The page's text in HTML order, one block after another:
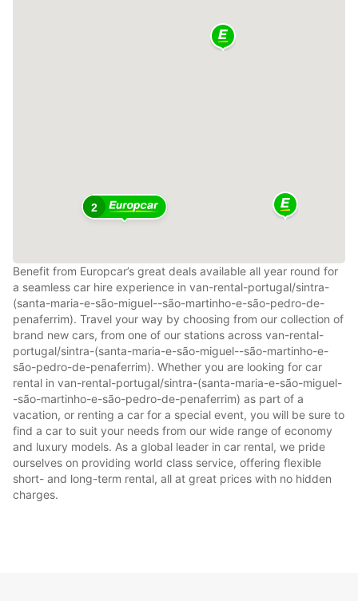
2
Benefit from Europcar’s great deals available all year round for
a seamless car hire experience in van-rental-portugal/sintra-
(santa-maria-e-são-miguel--são-martinho-e-são-pedro-de-
penaferrim). Travel your way by choosing from our collection of
brand new cars, from one of our stations across van-rental-
portugal/sintra-(santa-maria-e-são-miguel--são-martinho-e-
são-pedro-de-penaferrim). Whether you are looking for car
rental in van-rental-portugal/sintra-(santa-maria-e-são-miguel-
-são-martinho-e-são-pedro-de-penaferrim) as part of a
vacation, or renting a car for a special event, you will be sure to
find a car to suit your needs from our wide range of economy
and luxury models. As a global leader in car rental, we pride
ourselves on providing world class service, offering flexible
short- and long-term rental, all at great prices with no hidden
charges.